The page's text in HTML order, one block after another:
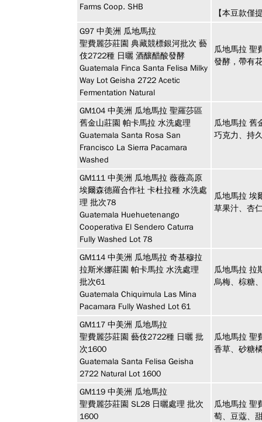
Farms Coop. SHB
【本豆款僅
G97 中美洲 瓜地馬拉
聖費麗莎莊園 典藏競標銀河批次 藝
伎2722種 日曬 酒釀醋酸發酵
Guatemala Finca Santa Felisa Milky
Way Lot Geisha 2722 Acetic
Fermentation Natural
瓜地馬拉 聖
發酵，帶有
GM104 中美洲 瓜地馬拉 聖羅莎區
舊金山莊園 帕卡馬拉 水洗處理
Guatemala Santa Rosa San
Francisco La Sierra Pacamara
Washed
瓜地馬拉 舊
巧克力、持
GM111 中美洲 瓜地馬拉 薇薇高原
埃爾森德羅合作社 卡杜拉種 水洗處
理 批次78
Guatemala Huehuetenango
Cooperativa El Sendero Caturra
Fully Washed Lot 78
瓜地馬拉 埃
草果汁、杏
GM114 中美洲 瓜地馬拉 奇基穆拉
拉斯米娜莊園 帕卡馬拉 水洗處理
批次61
Guatemala Chiquimula Las Mina
Pacamara Fully Washed Lot 61
瓜地馬拉 拉
烏梅、棕糖
GM117 中美洲 瓜地馬拉
聖費麗莎莊園 藝伎2722種 日曬 批
次1600
Guatemala Santa Felisa Geisha
2722 Natural Lot 1600
瓜地馬拉 聖
香草、砂糖
GM119 中美洲 瓜地馬拉
聖費麗莎莊園 SL28 日曬處理 批次
1600
瓜地馬拉 聖
萄、豆蔻、